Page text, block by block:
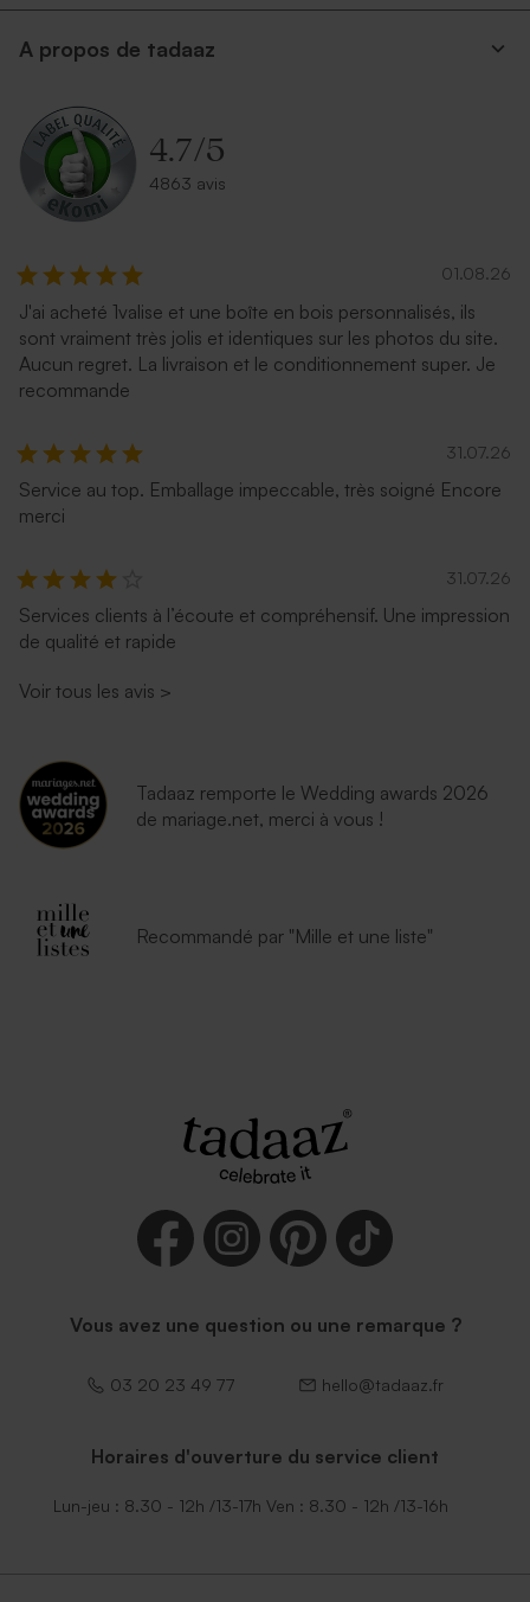
A propos de tadaaz
4.7/5
4863 avis
01.08.26
J'ai acheté 1valise et une boîte en bois personnalisés, ils
sont vraiment très jolis et identiques sur les photos du site.
Aucun regret. La livraison et le conditionnement super. Je
recommande
31.07.26
Service au top. Emballage impeccable, très soigné Encore
merci
31.07.26
Services clients à l’écoute et compréhensif. Une impression
de qualité et rapide
Voir tous les avis >
Tadaaz remporte le Wedding awards 2026
de mariage.net, merci à vous !
Recommandé par "Mille et une liste"
Vous avez une question ou une remarque ?
03 20 23 49 77 hello@tadaaz.fr
Horaires d'ouverture du service client
Lun-jeu : 8.30 - 12h /13-17h Ven : 8.30 - 12h /13-16h